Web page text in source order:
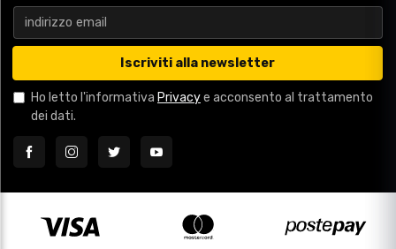
Iscriviti alla newsletter
Ho letto l'informativa Privacye acconsento al trattamento
dei dati.